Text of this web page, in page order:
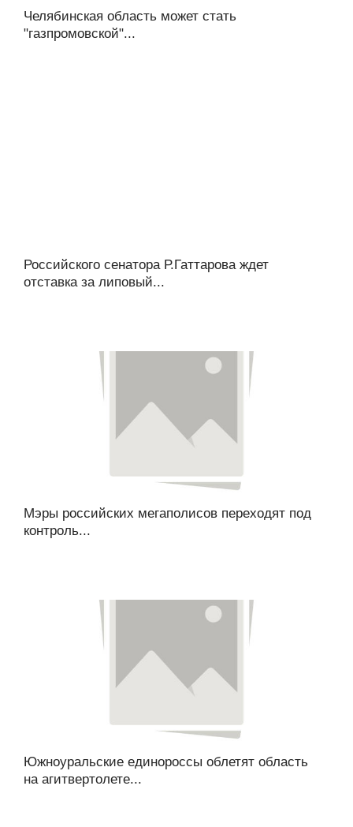
Челябинская область может стать
"газпромовской"...
Российского сенатора Р.Гаттарова ждет
отставка за липовый...
Мэры российских мегаполисов переходят под
контроль...
Южноуральские единороссы облетят область
на агитвертолете...